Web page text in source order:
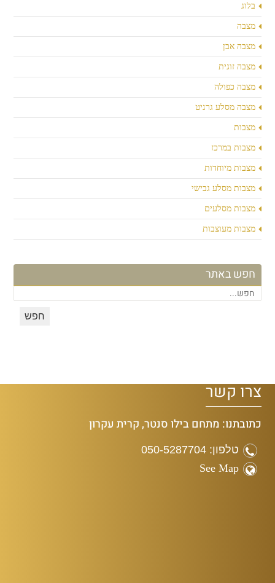
בלוג
מצבה
מצבה אבן
מצבה זוגית
מצבה כפולה
מצבה מסלע גרניט
מצבות
מצבות במרכז
מצבות מיוחדות
מצבות מסלע גבישי
מצבות מסלעים
מצבות מעוצבות
חפש באתר
צרו קשר
כתובתנו: מתחם בילו סנטר, קרית עקרון
טלפון: 050-5287704
See Map